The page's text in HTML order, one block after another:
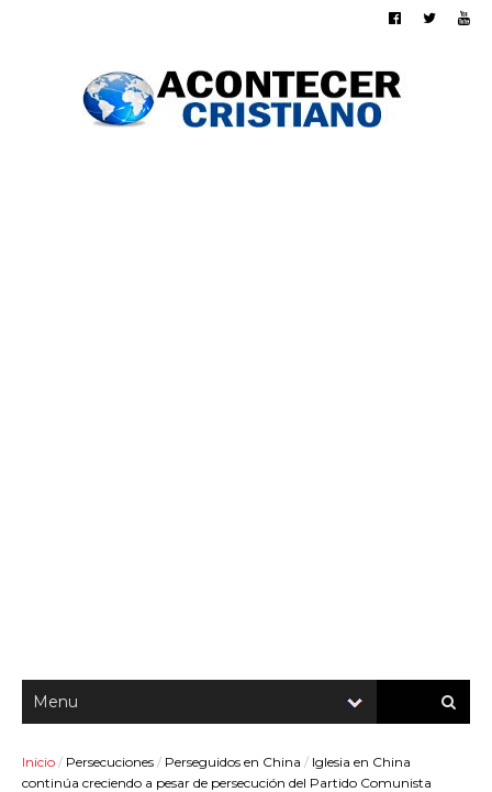
Inicio / Persecuciones / Perseguidos en China / Iglesia en China
continúa creciendo a pesar de persecución del Partido Comunista